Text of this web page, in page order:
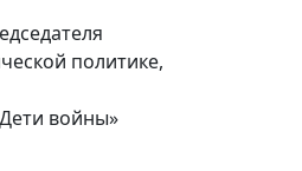
политике,
войны»